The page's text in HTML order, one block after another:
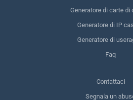
Generatore di carte di
Generatore di IP
Generatore di
Faq
Contattaci
Segnala un